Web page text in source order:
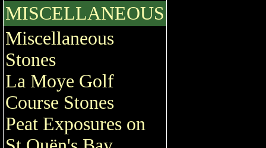
MISCELLANEOUS
Miscellaneous
Stones
La Moye Golf
Course Stones
Peat Exposures on